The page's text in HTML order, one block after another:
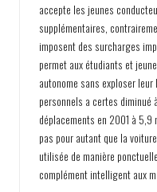
accepte les jeunes
supplémentaires,
imposent des surcharges
permet aux étudiants et
autonome sans exploser
personnels a certes diminué
déplacements en 2001 à
pas pour autant que la
utilisée de manière
complément intelligent aux